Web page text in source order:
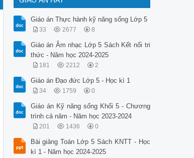
Giáo án Thực hành kỹ năng sống Lớp 5
33 2677 8
Giáo án Âm nhạc Lớp 5 Sách Kết nối tri
thức - Năm học 2024-2025
181 2212 2
Giáo án Đạo đức Lớp 5 - Học kì 1
34 1759 0
Giáo án Kỹ năng sống Khối 5 - Chương
trình cả năm - Năm học 2023-2024
201 1436 0
Bài giảng Toán Lớp 5 Sách KNTT - Học
kì 1 - Năm học 2024-2025